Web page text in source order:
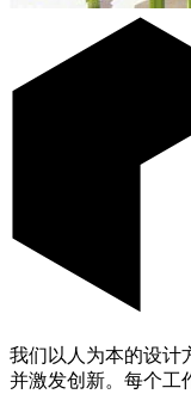
我们以人为本的设计
并激发创新。每个工